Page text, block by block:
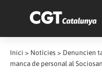
Inici > Notícies > Denuncien
manca de personal al